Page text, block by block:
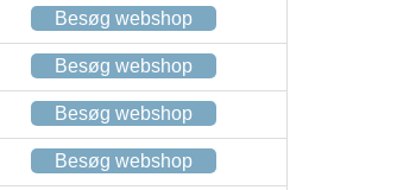
Besøg webshop
Besøg webshop
Besøg webshop
Besøg webshop